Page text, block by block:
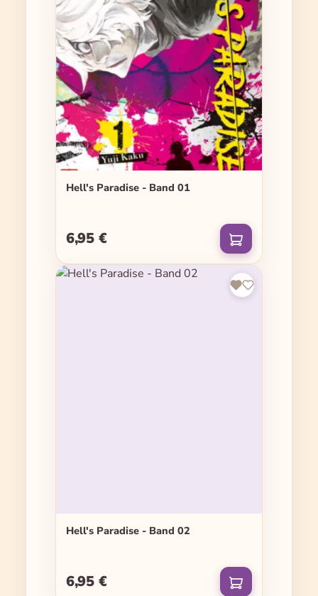
Hell's Paradise - Band 01
Regulärer Preis:
6,95 €
Hell's Paradise - Band 02
Regulärer Preis:
6,95 €